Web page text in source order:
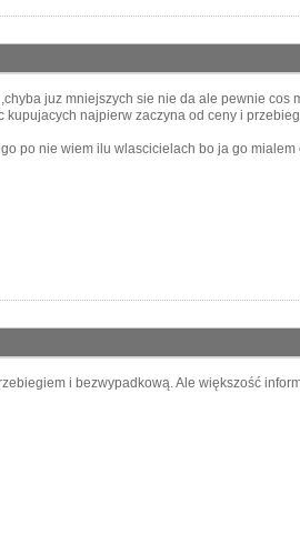
juz mniejszych sie nie da ale pewnie
najpierw zaczyna od ceny i
po nie wiem ilu wlascicielach bo ja go
i bezwypadkową. Ale większość